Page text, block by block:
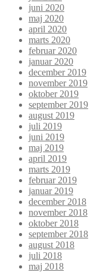
juni 2020
maj 2020
april 2020
marts 2020
februar 2020
januar 2020
december 2019
november 2019
oktober 2019
september 2019
august 2019
juli 2019
juni 2019
maj 2019
april 2019
marts 2019
februar 2019
januar 2019
december 2018
november 2018
oktober 2018
september 2018
august 2018
juli 2018
maj 2018